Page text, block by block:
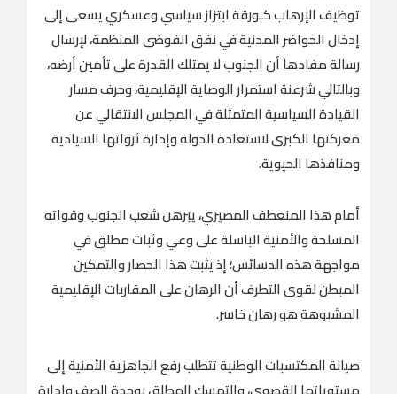
توظيف الإرهاب كـورقة ابتزاز سياسي وعسكري يسعى إلى
إدخال الحواضر المدنية في نفق الفوضى المنظمة، لإرسال
رسالة مفادها أن الجنوب لا يمتلك القدرة على تأمين أرضه،
وبالتالي شرعنة استمرار الوصاية الإقليمية، وحرف مسار
القيادة السياسية المتمثلة في المجلس الانتقالي عن
معركتها الكبرى لاستعادة الدولة وإدارة ثرواتها السيادية
ومنافذها الحيوية.
أمام هذا المنعطف المصيري، يبرهن شعب الجنوب وقواته
المسلحة والأمنية الباسلة على وعي وثبات مطلق في
مواجهة هذه الدسائس؛ إذ يثبت هذا الحصار والتمكين
المبطن لقوى التطرف أن الرهان على المقاربات الإقليمية
المشبوهة هو رهان خاسر.
صيانة المكتسبات الوطنية تتطلب رفع الجاهزية الأمنية إلى